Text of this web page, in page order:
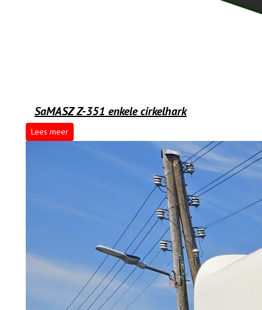
SaMASZ Z-351 enkele cirkelhark
Lees meer